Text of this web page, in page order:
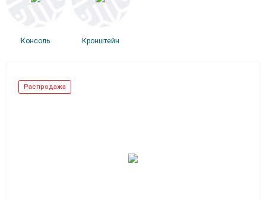
Консоль Кронштейн
Распродажа